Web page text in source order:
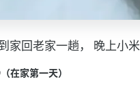
家回老家一趟， 晚上小
在家第一天）